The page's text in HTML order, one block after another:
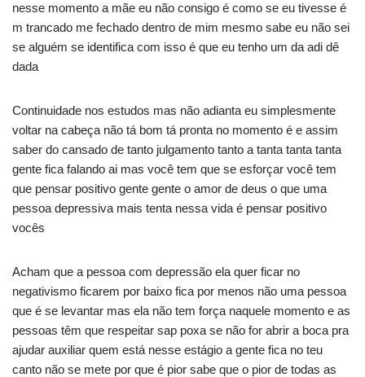
nesse momento a mãe eu não consigo é como se eu tivesse é
m trancado me fechado dentro de mim mesmo sabe eu não sei
se alguém se identifica com isso é que eu tenho um da adi dê
dada
Continuidade nos estudos mas não adianta eu simplesmente
voltar na cabeça não tá bom tá pronta no momento é e assim
saber do cansado de tanto julgamento tanto a tanta tanta tanta
gente fica falando ai mas você tem que se esforçar você tem
que pensar positivo gente gente o amor de deus o que uma
pessoa depressiva mais tenta nessa vida é pensar positivo
vocês
Acham que a pessoa com depressão ela quer ficar no
negativismo ficarem por baixo fica por menos não uma pessoa
que é se levantar mas ela não tem força naquele momento e as
pessoas têm que respeitar sap poxa se não for abrir a boca pra
ajudar auxiliar quem está nesse estágio a gente fica no teu
canto não se mete por que é pior sabe que o pior de todas as